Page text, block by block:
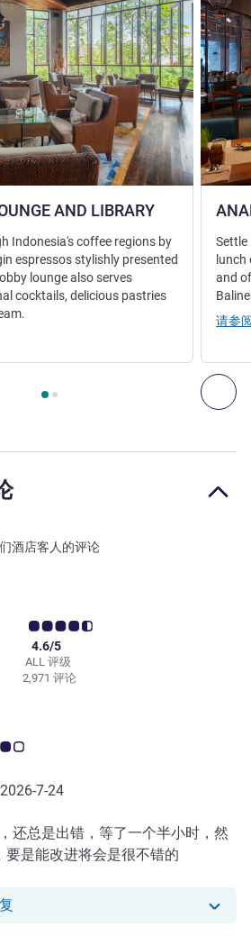
下
1 : KATHA LOBBY LOUNGE AND
AND LIBRARY
Indonesia's coffee regions by
espressos stylishly presented
lounge also serves
cocktails, delicious pastries
and
请参
酒店客人的评论
ALL 评级
4.6/5
2,971 评论
级 4.0/5
2026-7-24
还总是出错，等了一个半小时，然
要是能改进将会是很不错的
我们酒店已对 Wang Y. 的评论作出回